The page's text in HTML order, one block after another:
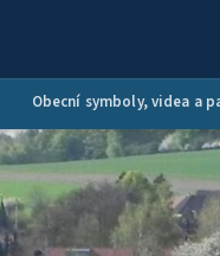
Obecní symboly, videa a